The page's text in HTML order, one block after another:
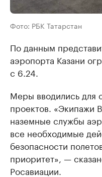
Фото: РБК Татарстан
По данным
аэропорта Казани
с 6.24.
Меры вводились для
проектов. «Экипажи
наземные службы
все необходимые
безопасности
приоритет», —
Росавиации.